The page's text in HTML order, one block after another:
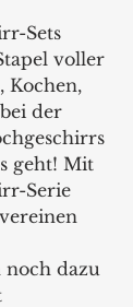
Sets
voller
Kochen,
der
geht! Mit
Serie
noch dazu